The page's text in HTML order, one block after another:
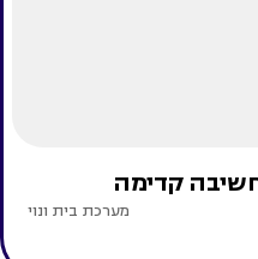
קדימה
מערכת בית ונוי